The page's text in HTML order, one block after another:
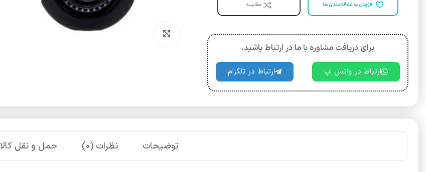
افزودن به علاقه مندی ها مقایسه
برای دریافت مشاوره با ما در ارتباط باشید.
ارتباط در واتس اپ ارتباط در تلگرام
برای بزرگنمایی کلیک کنید
توضیحات نظرات (0) حمل و نقل کالا